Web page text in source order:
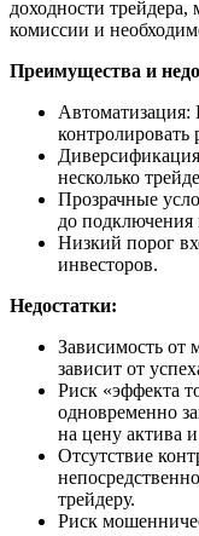
доходности
комиссии и
Преимущества и
несколько
Прозрачные
до подключения
Низкий порог
инвесторов.
Недостатки:
Зависимость от
зависит от
Риск «эффекта
одновременно
на цену актива
Отсутствие
трейдеру.
Риск